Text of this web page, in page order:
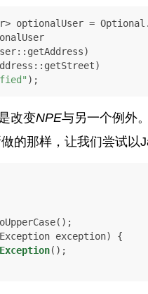
);
改变NPE与另一个例外
的那样，让我们尝试以
exception) {
();